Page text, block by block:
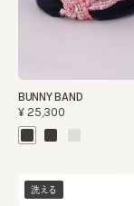
BUNNY BAND
¥25,300
洗える